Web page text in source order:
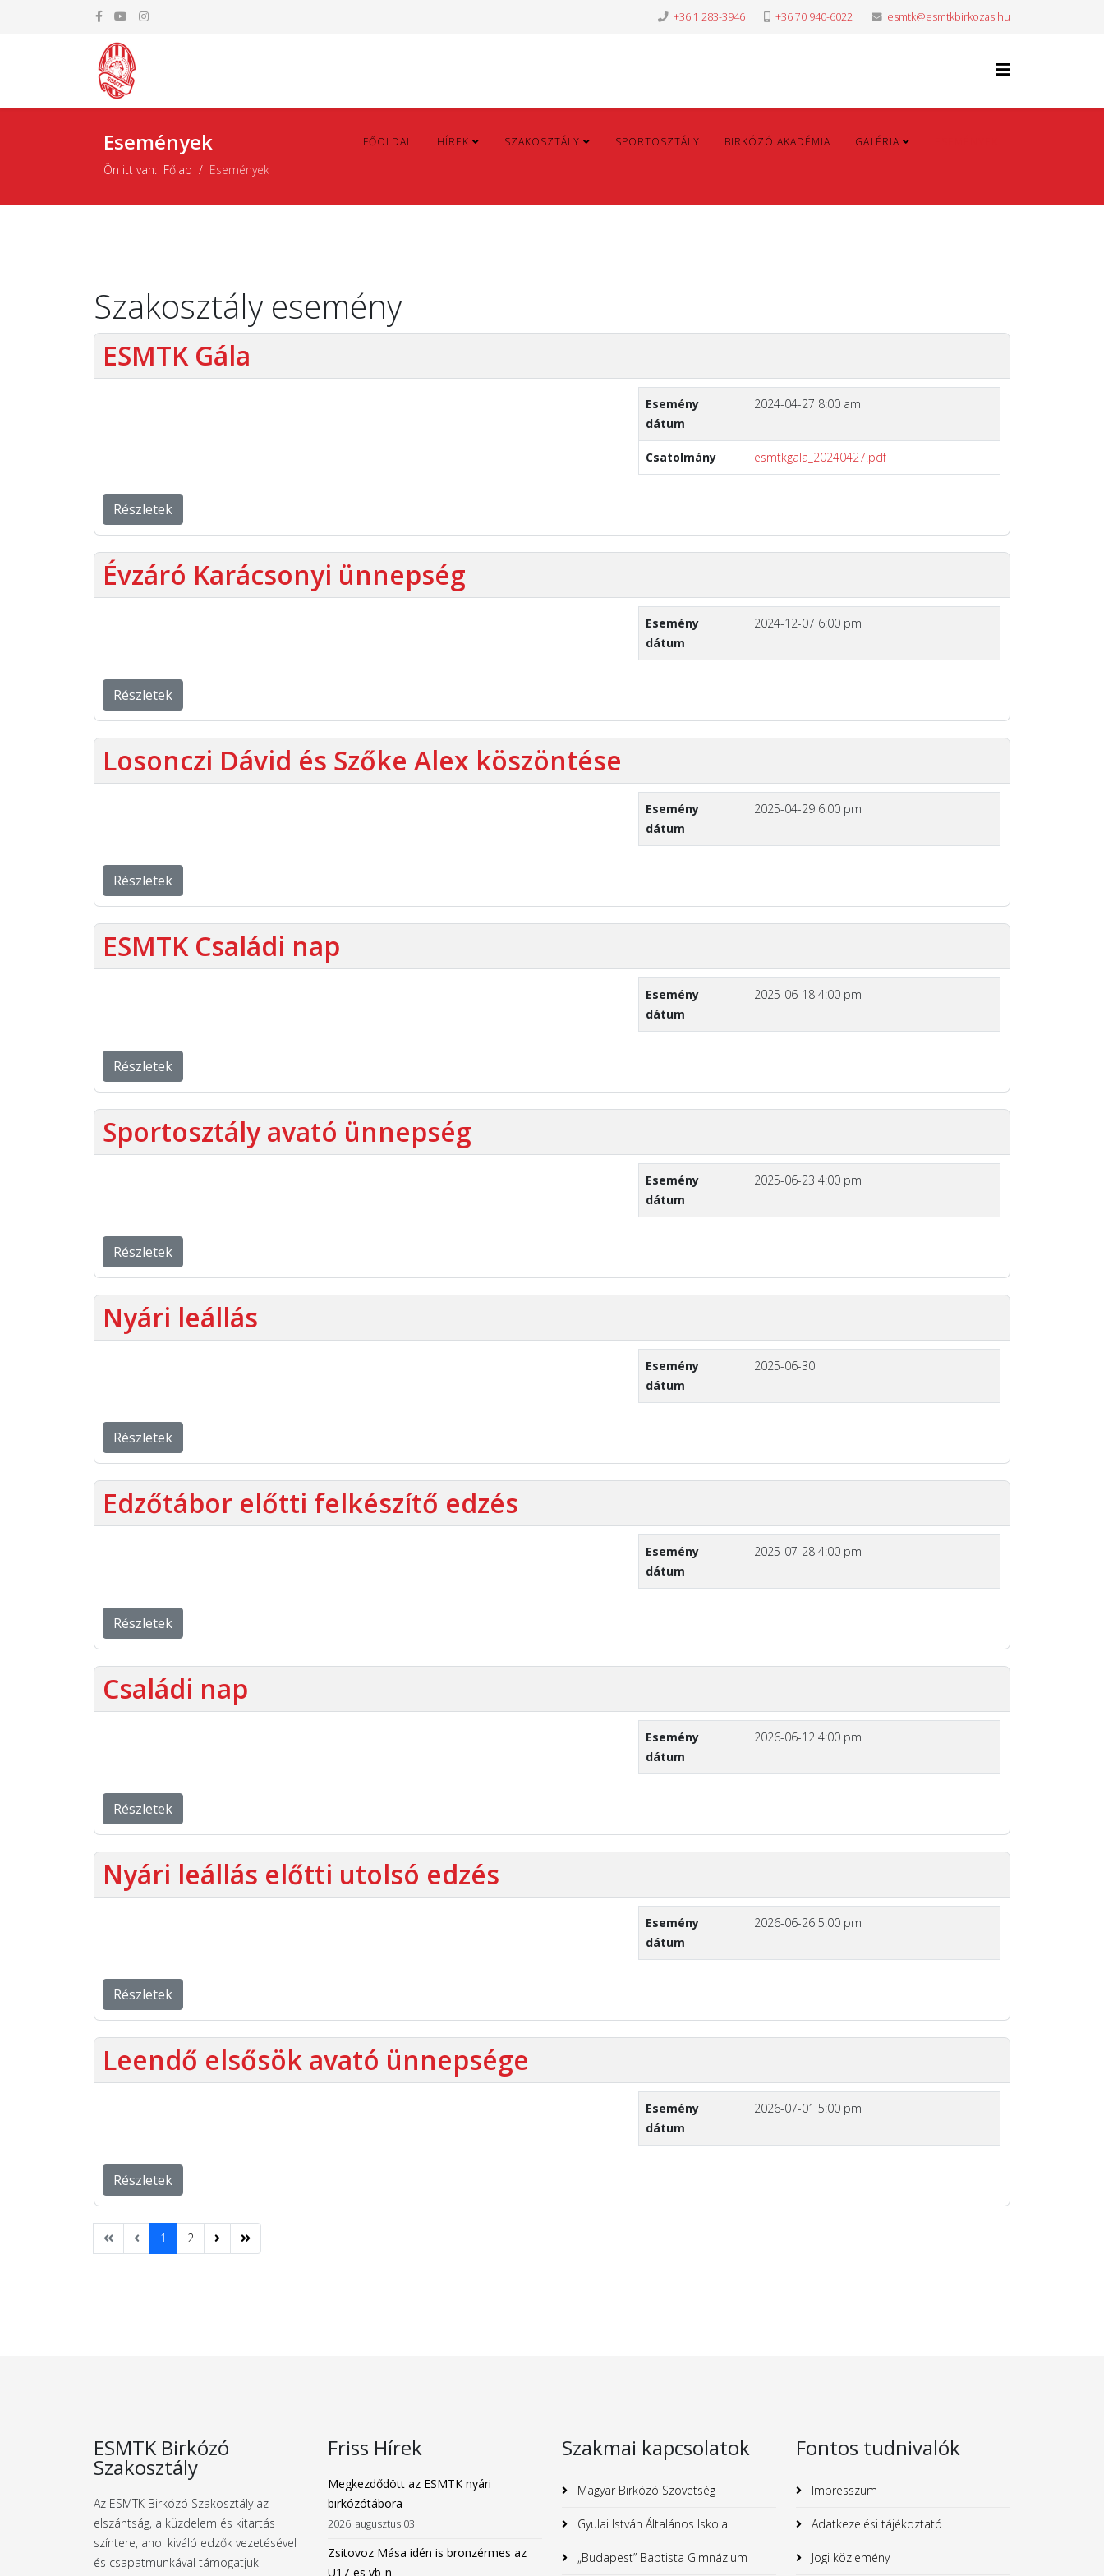
+36 1 283-3946 +36 70 940-6022 esmtk@esmtkbirkozas.hu
FŐOLDAL HÍREK SZAKOSZTÁLY SPORTOSZTÁLY BIRKÓZÓ AKADÉMIA GALÉRIA
Események
Ön itt van: Főlap Események
Szakosztály esemény
ESMTK Gála
Esemény
dátum
2024-04-27 8:00 am
Csatolmány esmtkgala_20240427.pdf
Részletek
Évzáró Karácsonyi ünnepség
Esemény
dátum
2024-12-07 6:00 pm
Részletek
Losonczi Dávid és Szőke Alex köszöntése
Esemény
dátum
2025-04-29 6:00 pm
Részletek
ESMTK Családi nap
Esemény
dátum
2025-06-18 4:00 pm
Részletek
Sportosztály avató ünnepség
Esemény
dátum
2025-06-23 4:00 pm
Részletek
Nyári leállás
Esemény
dátum
2025-06-30
Részletek
Edzőtábor előtti felkészítő edzés
Esemény
dátum
2025-07-28 4:00 pm
Részletek
Családi nap
Esemény
dátum
2026-06-12 4:00 pm
Részletek
Nyári leállás előtti utolsó edzés
Esemény
dátum
2026-06-26 5:00 pm
Részletek
Leendő elsősök avató ünnepsége
Esemény
dátum
2026-07-01 5:00 pm
Részletek
1 2
ESMTK Birkózó
Szakosztály
Az ESMTK Birkózó Szakosztály az
elszántság, a küzdelem és kitartás
színtere, ahol kiváló edzők vezetésével
és csapatmunkával támogatjuk
Friss Hírek
Megkezdődött az ESMTK nyári
birkózótábora
2026. augusztus 03
Zsitovoz Mása idén is bronzérmes az
U17-es vb-n
Szakmai kapcsolatok
Magyar Birkózó Szövetség
Gyulai István Általános Iskola
„Budapest” Baptista Gimnázium
Fontos tudnivalók
Impresszum
Adatkezelési tájékoztató
Jogi közlemény